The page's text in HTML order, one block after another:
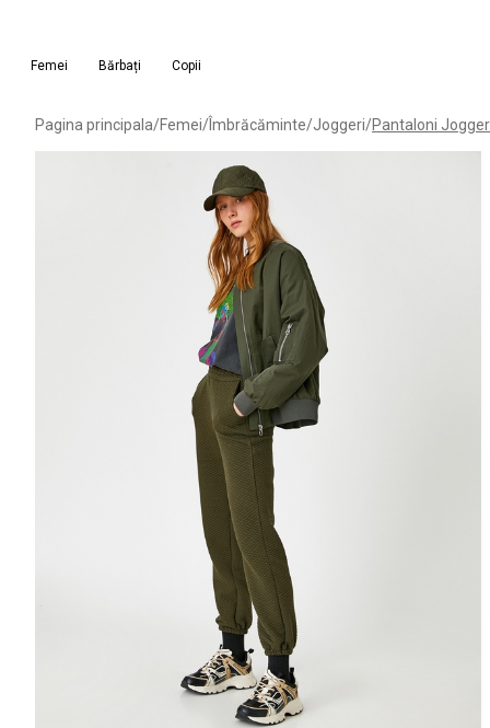
Femei Bărbați Copii
Pagina principala/Femei/Îmbrăcăminte/Joggeri/Pantaloni